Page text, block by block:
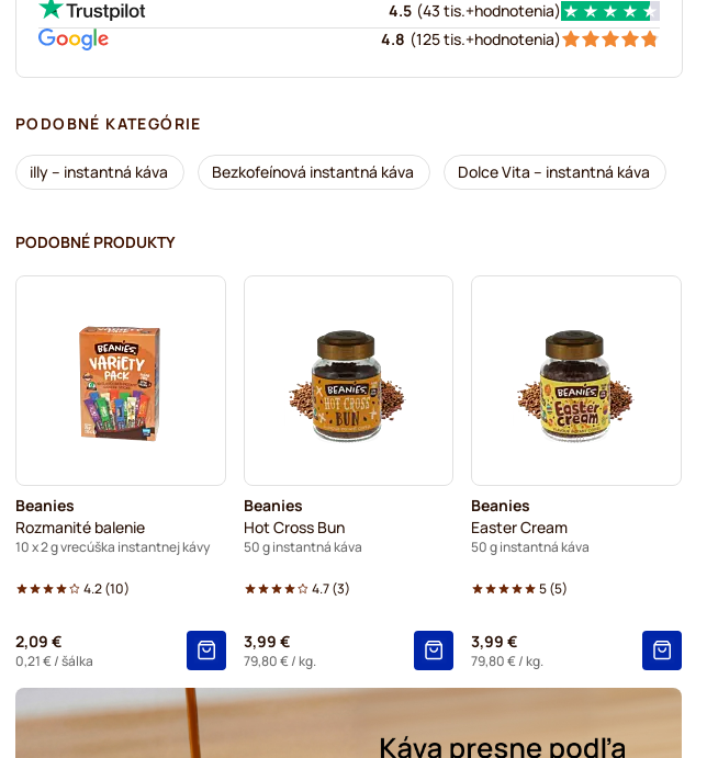
4.5 (43 tis.+hodnotenia)
4.8 (125 tis.+hodnotenia)
PODOBNÉ KATEGÓRIE
illy – instantná káva Bezkofeínová instantná káva Dolce Vita – instantná káva
PODOBNÉ PRODUKTY
Beanies
Rozmanité balenie
10 x 2 g vrecúška instantnej kávy
4.2(10)
2,09 €
0,21 €/ šálka
Beanies
Hot Cross Bun
50 g instantná káva
4.7(3)
3,99 €
79,80 €/ kg.
Beanies
Easter Cream
50 g instantná káva
5(5)
3,99 €
79,80 €/ kg.